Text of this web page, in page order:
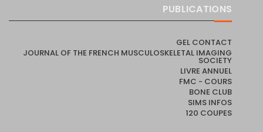
PUBLICATIONS
GEL CONTACT
JOURNAL OF THE FRENCH MUSCULOSKELETAL IMAGING
SOCIETY
LIVRE ANNUEL
FMC - COURS
BONE CLUB
SIMS INFOS
120 COUPES